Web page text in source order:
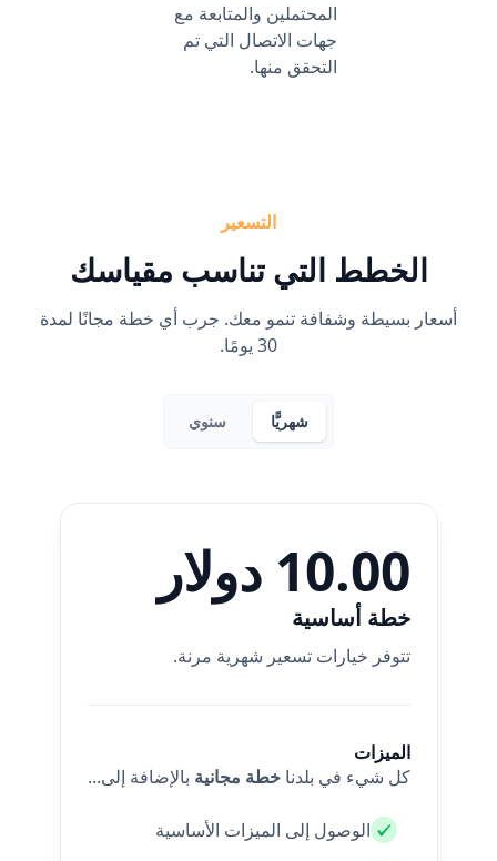
المحتملين والمتابعة مع
جهات الاتصال التي تم
التحقق منها.
التسعير
الخطط التي تناسب مقياسك
أسعار بسيطة وشفافة تنمو معك. جرب أي خطة مجانًا لمدة
30 يومًا.
شهريًّا سنوي
خطة أساسية
تتوفر خيارات تسعير شهرية مرنة.
10.00 دولار
الميزات
كل شيء في بلدناخطة مجانية بالإضافة إلى...
الوصول إلى الميزات الأساسية